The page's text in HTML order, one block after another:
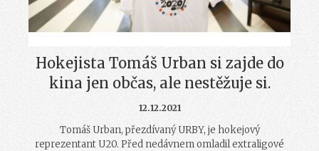
Hokejista Tomáš Urban si zajde do
kina jen občas, ale nestěžuje si.
12.12.2021
Tomáš Urban, přezdívaný URBY, je hokejový
reprezentant U20. Před nedávnem omladil extraligové